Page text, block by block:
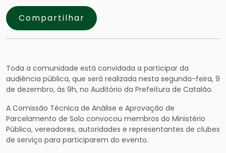
Compartilhar
Toda a comunidade está convidada a participar da
audiência pública, que será realizada nesta segunda-feira, 9
de dezembro, às 9h, no Auditório da Prefeitura de Catalão.
A Comissão Técnica de Análise e Aprovação de
Parcelamento de Solo convocou membros do Ministério
Público, vereadores, autoridades e representantes de clubes
de serviço para participarem do evento.